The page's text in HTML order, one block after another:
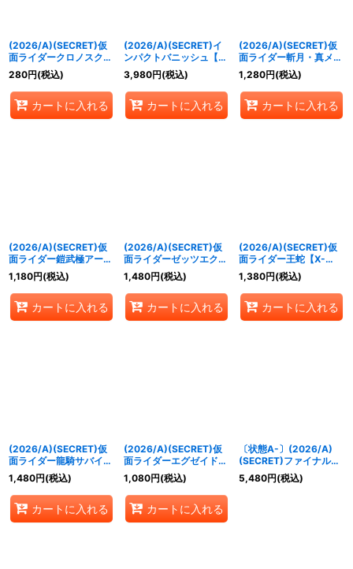
(2026/A)(SECRET)仮
面ライダークロノスクロ
ニクルゲーマー【M-
SEC】{26RCB01-055}
《青》
280円(税込)
カートに入れる
(2026/A)(SECRET)イ
ンパクトバニッシュ【R-
SEC】{26RCB01-063}
《紫》
3,980円(税込)
カートに入れる
(2026/A)(SECRET)仮
面ライダー斬月・真メロ
ンエナジーアームズ【X-
SEC】{26RCB01-X01}
《赤》
1,280円(税込)
カートに入れる
(2026/A)(SECRET)仮
面ライダー鎧武極アーム
ズ【X-SEC】
{26RCB01-X02}《赤》
1,180円(税込)
カートに入れる
(2026/A)(SECRET)仮
面ライダーゼッツエクス
ドリーム【X-SEC】
{26RCB01-X03}《紫》
1,480円(税込)
カートに入れる
(2026/A)(SECRET)仮
面ライダー王蛇【X-
SEC】{26RCB01-X04}
《白》
1,380円(税込)
カートに入れる
(2026/A)(SECRET)仮
面ライダー龍騎サバイブ
【X-SEC】{26RCB01-
X05}《白》
1,480円(税込)
カートに入れる
(2026/A)(SECRET)仮
面ライダーエグゼイドム
テキゲーマー【X-SEC】
{26RCB01-X07}《青》
1,080円(税込)
カートに入れる
〔状態A-〕(2026/A)
(SECRET)ファイナルベ
ント【R-SEC】
{26RCB01-069}《白》
5,480円(税込)